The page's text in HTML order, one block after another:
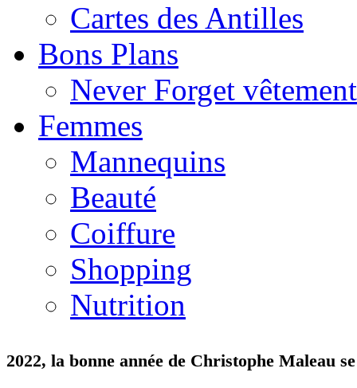
Cartes des Antilles
Bons Plans
Never Forget
Femmes
Mannequins
Beauté
Coiffure
Shopping
Nutrition
2022, la bonne année de Christophe Maleau